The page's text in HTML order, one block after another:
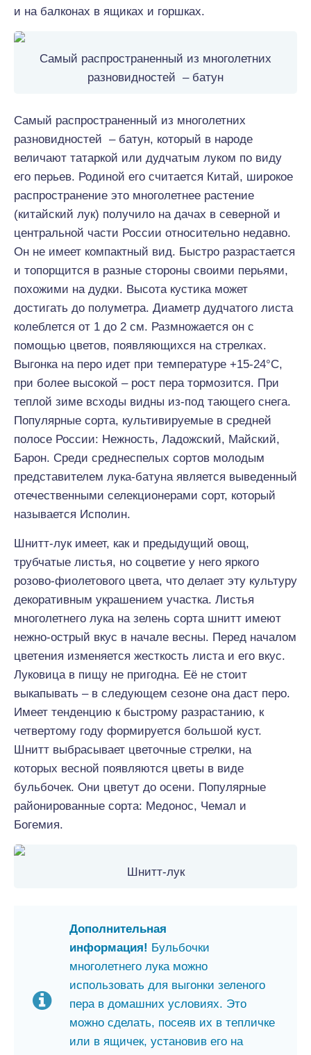
и на балконах в ящиках и горшках.
Самый распространенный из многолетних
разновидностей – батун
Самый распространенный из многолетних
разновидностей – батун, который в народе
величают татаркой или дудчатым луком по виду
его перьев. Родиной его считается Китай, широкое
распространение это многолетнее растение
(китайский лук) получило на дачах в северной и
центральной части России относительно недавно.
Он не имеет компактный вид. Быстро разрастается
и топорщится в разные стороны своими перьями,
похожими на дудки. Высота кустика может
достигать до полуметра. Диаметр дудчатого листа
колеблется от 1 до 2 см. Размножается он с
помощью цветов, появляющихся на стрелках.
Выгонка на перо идет при температуре +15-24°С,
при более высокой – рост пера тормозится. При
теплой зиме всходы видны из-под тающего снега.
Популярные сорта, культивируемые в средней
полосе России: Нежность, Ладожский, Майский,
Барон. Среди среднеспелых сортов молодым
представителем лука-батуна является выведенный
отечественными селекционерами сорт, который
называется Исполин.
Шнитт-лук имеет, как и предыдущий овощ,
трубчатые листья, но соцветие у него яркого
розово-фиолетового цвета, что делает эту культуру
декоративным украшением участка. Листья
многолетнего лука на зелень сорта шнитт имеют
нежно-острый вкус в начале весны. Перед началом
цветения изменяется жесткость листа и его вкус.
Луковица в пищу не пригодна. Её не стоит
выкапывать – в следующем сезоне она даст перо.
Имеет тенденцию к быстрому разрастанию, к
четвертому году формируется большой куст.
Шнитт выбрасывает цветочные стрелки, на
которых весной появляются цветы в виде
бульбочек. Они цветут до осени. Популярные
районированные сорта: Медонос, Чемал и
Богемия.
Шнитт-лук
Дополнительная
информация! Бульбочки
многолетнего лука можно
использовать для выгонки зеленого
пера в домашних условиях. Это
можно сделать, посеяв их в тепличке
или в ящичек, установив его на